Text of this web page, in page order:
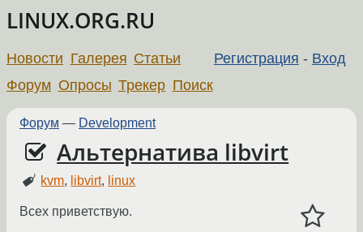
LINUX.ORG.RU
Регистрация - Вход
Новости Галерея Статьи
Форум Опросы Трекер Поиск
Форум — Development
Альтернатива libvirt
kvm, libvirt, linux
Всех приветствую.